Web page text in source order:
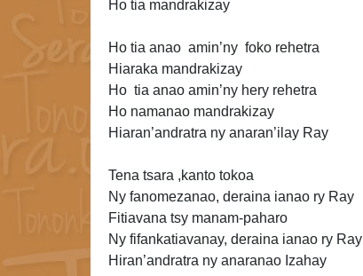
Ho tia mandrakizay
Ho tia anao amin’ny foko rehetra
Hiaraka mandrakizay
Ho tia anao amin’ny hery rehetra
Ho namanao mandrakizay
Hiaran’andratra ny anaran’ilay Ray
Tena tsara ,kanto tokoa
Ny fanomezanao, deraina ianao ry Ray
Fitiavana tsy manam-paharo
Ny fifankatiavanay, deraina ianao ry Ray
Hiran’andratra ny anaranao Izahay